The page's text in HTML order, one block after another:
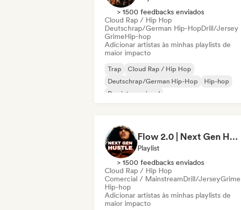
> 1500 feedbacks enviados
Cloud Rap / Hip Hop
Deutschrap/German Hip-HopDrill/Jersey
GrimeHip-hop
Adicionar artistas às minhas playlists de
maior impacto
Trap
Cloud Rap / Hip Hop
Deutschrap/German Hip-Hop
Hip-hop
Rap internacional
Flow 2.0 | Next Gen Hustle
Playlist
> 1500 feedbacks enviados
Cloud Rap / Hip Hop
Comercial / MainstreamDrill/JerseyGrime
Hip-hop
Adicionar artistas às minhas playlists de
maior impacto